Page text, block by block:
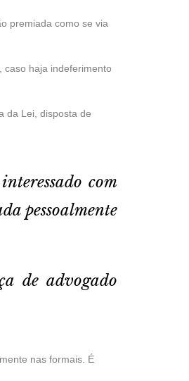
premiada como se via
caso haja indeferimento
da Lei, disposta de
com
pessoalmente
de advogado
nas formais. É